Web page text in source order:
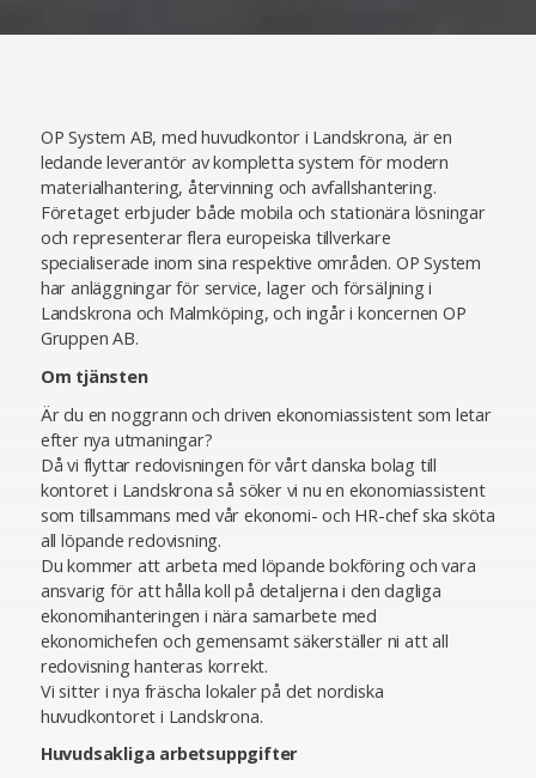
OP System AB, med huvudkontor i Landskrona, är en
ledande leverantör av kompletta system för modern
materialhantering, återvinning och avfallshantering.
Företaget erbjuder både mobila och stationära lösningar
och representerar flera europeiska tillverkare
specialiserade inom sina respektive områden. OP System
har anläggningar för service, lager och försäljning i
Landskrona och Malmköping, och ingår i koncernen OP
Gruppen AB.
Om tjänsten
Är du en noggrann och driven ekonomiassistent som letar
efter nya utmaningar?
Då vi flyttar redovisningen för vårt danska bolag till
kontoret i Landskrona så söker vi nu en ekonomiassistent
som tillsammans med vår ekonomi- och HR-chef ska sköta
all löpande redovisning.
Du kommer att arbeta med löpande bokföring och vara
ansvarig för att hålla koll på detaljerna i den dagliga
ekonomihanteringen i nära samarbete med
ekonomichefen och gemensamt säkerställer ni att all
redovisning hanteras korrekt.
Vi sitter i nya fräscha lokaler på det nordiska
huvudkontoret i Landskrona.
Huvudsakliga arbetsuppgifter